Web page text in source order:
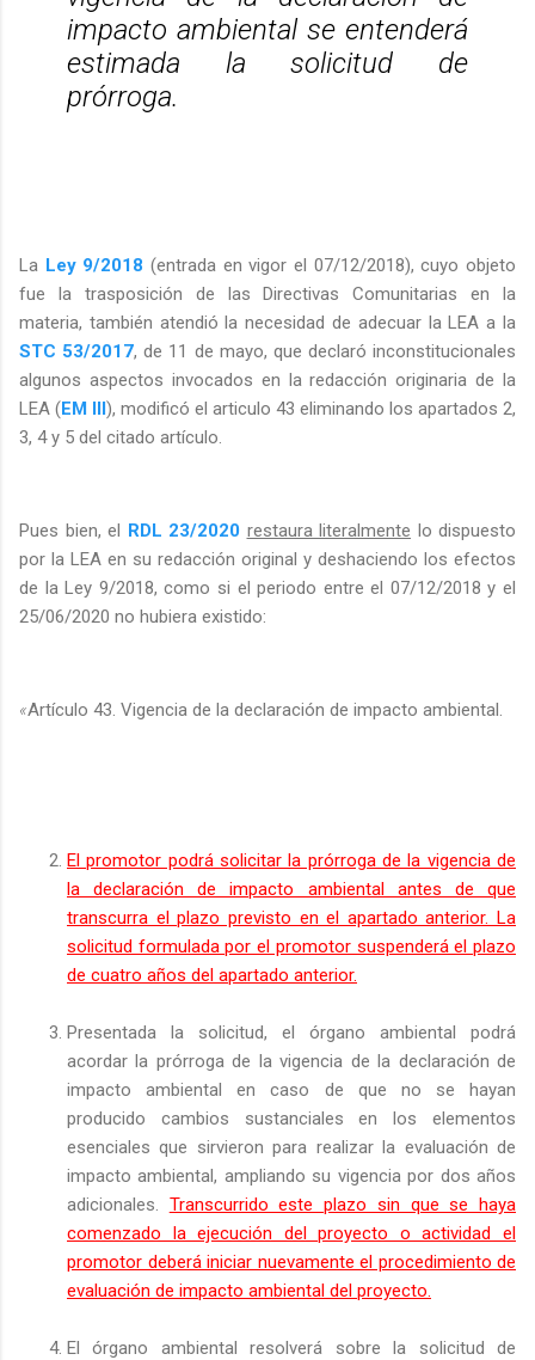
impacto ambiental se entenderá
estimada la solicitud de
prórroga.
La Ley 9/2018 (entrada en vigor el 07/12/2018), cuyo objeto
fue la trasposición de las Directivas Comunitarias en la
materia, también atendió la necesidad de adecuar la LEA a la
STC 53/2017, de 11 de mayo, que declaró inconstitucionales
algunos aspectos invocados en la redacción originaria de la
LEA (EM III), modificó el articulo 43 eliminando los apartados 2,
3, 4 y 5 del citado artículo.
Pues bien, el RDL 23/2020 restaura literalmente lo dispuesto
por la LEA en su redacción original y deshaciendo los efectos
de la Ley 9/2018, como si el periodo entre el 07/12/2018 y el
25/06/2020 no hubiera existido:
«Artículo 43. Vigencia de la declaración de impacto ambiental.
El promotor podrá solicitar la prórroga de la vigencia de
la declaración de impacto ambiental antes de que
transcurra el plazo previsto en el apartado anterior. La
solicitud formulada por el promotor suspenderá el plazo
de cuatro años del apartado anterior.
Presentada la solicitud, el órgano ambiental podrá
acordar la prórroga de la vigencia de la declaración de
impacto ambiental en caso de que no se hayan
producido cambios sustanciales en los elementos
esenciales que sirvieron para realizar la evaluación de
impacto ambiental, ampliando su vigencia por dos años
adicionales. Transcurrido este plazo sin que se haya
comenzado la ejecución del proyecto o actividad el
promotor deberá iniciar nuevamente el procedimiento de
evaluación de impacto ambiental del proyecto.
El órgano ambiental resolverá sobre la solicitud de